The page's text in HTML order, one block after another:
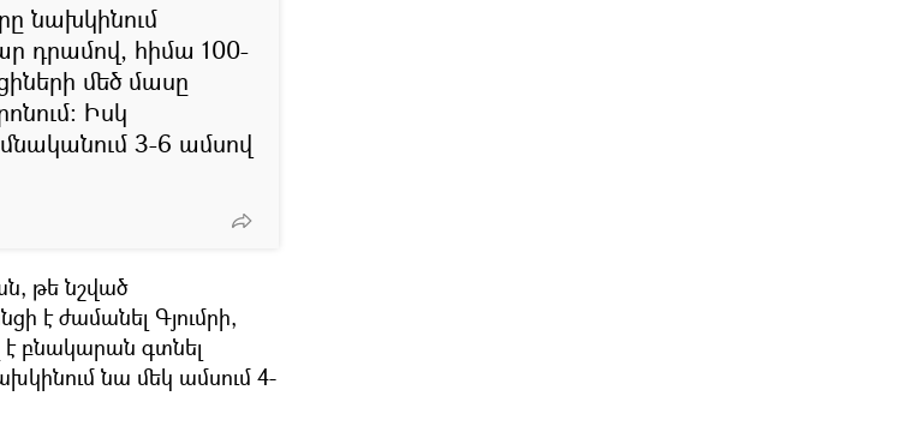
նախկինում
դրամով, հիմա 100-
մեծ մասը
Իսկ
3-6 ամսով
թե նշված
է ժամանել Գյումրի,
է բնակարան գտնել
նա մեկ ամսում 4-